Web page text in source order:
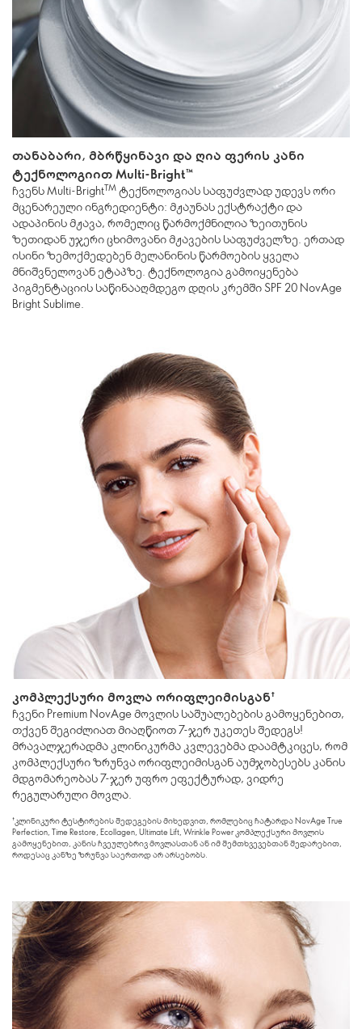
თანაბარი, მბრწყინავი და ღია ფერის კანი
ტექნოლოგიით Multi-Bright™
ჩვენს Multi-BrightTM ტექნოლოგიას საფუძვლად უდევს ორი
მცენარეული ინგრედიენტი: მჟაუნას ექსტრაქტი და
ადაპინის მჟავა, რომელიც წარმოქმნილია ზეითუნის
ზეთიდან უჯერი ცხიმოვანი მჟავების საფუძველზე. ერთად
ისინი ზემოქმედებენ მელანინის წარმოების ყველა
მნიშვნელოვან ეტაპზე. ტექნოლოგია გამოიყენება
პიგმენტაციის საწინააღმდეგო დღის კრემში SPF 20 NovAge
Bright Sublime.
კომპლექსური მოვლა ორიფლეიმისგან†
ჩვენი Premium NovAge მოვლის საშუალებების გამოყენებით,
თქვენ შეგიძლიათ მიაღწიოთ 7-ჯერ უკეთეს შედეგს!
მრავალჯერადმა კლინიკურმა კვლევებმა დაამტკიცეს, რომ
კომპლექსური ზრუნვა ორიფლეიმისგან აუმჯობესებს კანის
მდგომარეობას 7-ჯერ უფრო ეფექტურად, ვიდრე
რეგულარული მოვლა.
†კლინიკური ტესტირების შედეგების მიხედვით, რომლებიც ჩატარდა NovAge True
Perfection, Time Restore, Ecollagen, Ultimate Lift, Wrinkle Powerკომპლექსური მოვლის
გამოყენებით, კანის ჩვეულებრივ მოვლასთან ან იმ შემთხვევებთან შედარებით,
როდესაც კანზე ზრუნვა საერთოდ არ არსებობს.